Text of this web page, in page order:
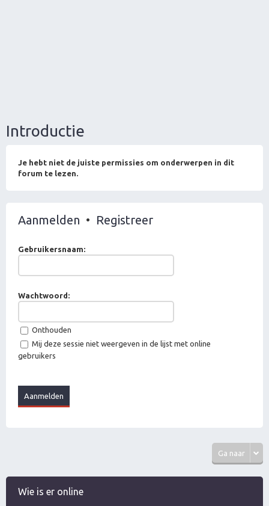
Introductie
Je hebt niet de juiste permissies om onderwerpen in dit
forum te lezen.
Aanmelden • Registreer
Gebruikersnaam:
Wachtwoord:
Onthouden
Mij deze sessie niet weergeven in de lijst met online
gebruikers
Ga naar
Wie is er online